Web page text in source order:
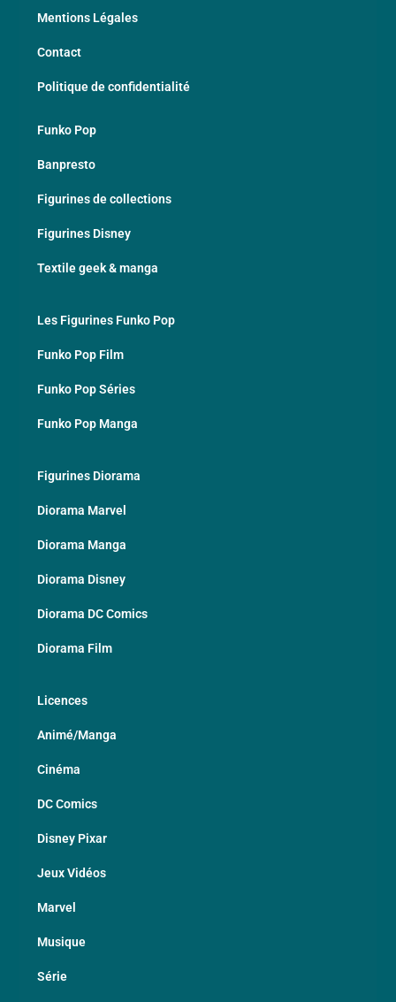
Mentions Légales
Contact
Politique de confidentialité
Funko Pop
Banpresto
Figurines de collections
Figurines Disney
Textile geek & manga
Les Figurines Funko Pop
Funko Pop Film
Funko Pop Séries
Funko Pop Manga
Figurines Diorama
Diorama Marvel
Diorama Manga
Diorama Disney
Diorama DC Comics
Diorama Film
Licences
Animé/Manga
Cinéma
DC Comics
Disney Pixar
Jeux Vidéos
Marvel
Musique
Série